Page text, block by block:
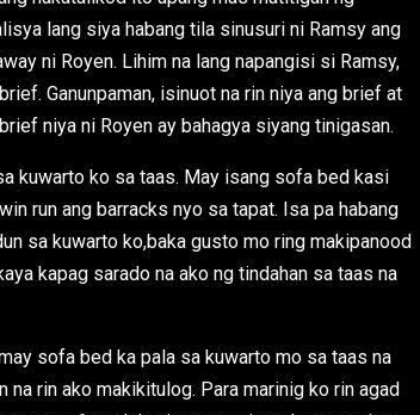
lang siya habang tila sinusuri ni Ramsy ang
ni Royen. Lihim na lang napangisi si Ramsy,
Ganunpaman, isinuot na rin niya ang brief at
niya ni Royen ay bahagya siyang tinigasan.
kuwarto ko sa taas. May isang sofa bed kasi
run ang barracks nyo sa tapat. Isa pa habang
sa kuwarto ko,baka gusto mo ring makipanood
kapag sarado na ako ng tindahan sa taas na
sofa bed ka pala sa kuwarto mo sa taas na
rin ako makikitulog. Para marinig ko rin agad